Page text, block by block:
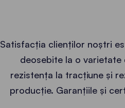
Satisfacția clienților noștri
deosebite la o
rezistența la tracțiune și
producție. Garanțiile și